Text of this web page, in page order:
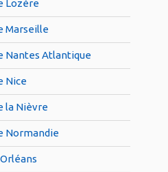
Lozère
Marseille
Nantes Atlantique
Nice
la Nièvre
Normandie